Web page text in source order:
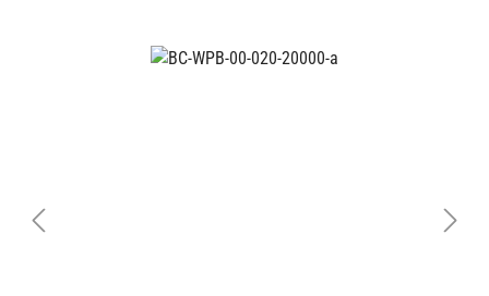
Salta la galleria di immagini